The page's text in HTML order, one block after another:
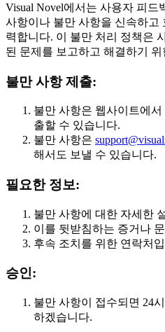
Visual Novel에서는 사용자 피드
사항이나 불만 사항을 신속하고
력합니다. 이 불만 처리 정책은
된 문제를 보고하고 해결하기
불만 사항 제출:
불만 사항은 웹사이트에서
출할 수 있습니다.
불만 사항은
해서도 보낼 수 있습니다.
필요한 정보:
불만 사항에 대한 자세한
이를 뒷받침하는 증거나
후속 조치를 위한 연락처
승인:
불만 사항이 접수되면 24
하겠습니다.